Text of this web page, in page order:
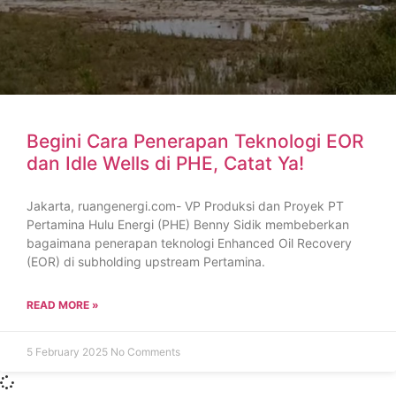
Begini Cara Penerapan Teknologi EOR
dan Idle Wells di PHE, Catat Ya!
Jakarta, ruangenergi.com- VP Produksi dan Proyek PT
Pertamina Hulu Energi (PHE) Benny Sidik membeberkan
bagaimana penerapan teknologi Enhanced Oil Recovery
(EOR) di subholding upstream Pertamina.
READ MORE »
5 February 2025 No Comments